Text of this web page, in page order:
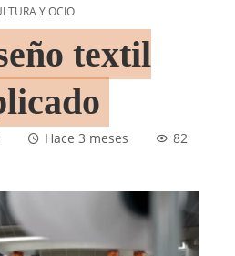
Y OCIO
textil
Hace 3 meses 82